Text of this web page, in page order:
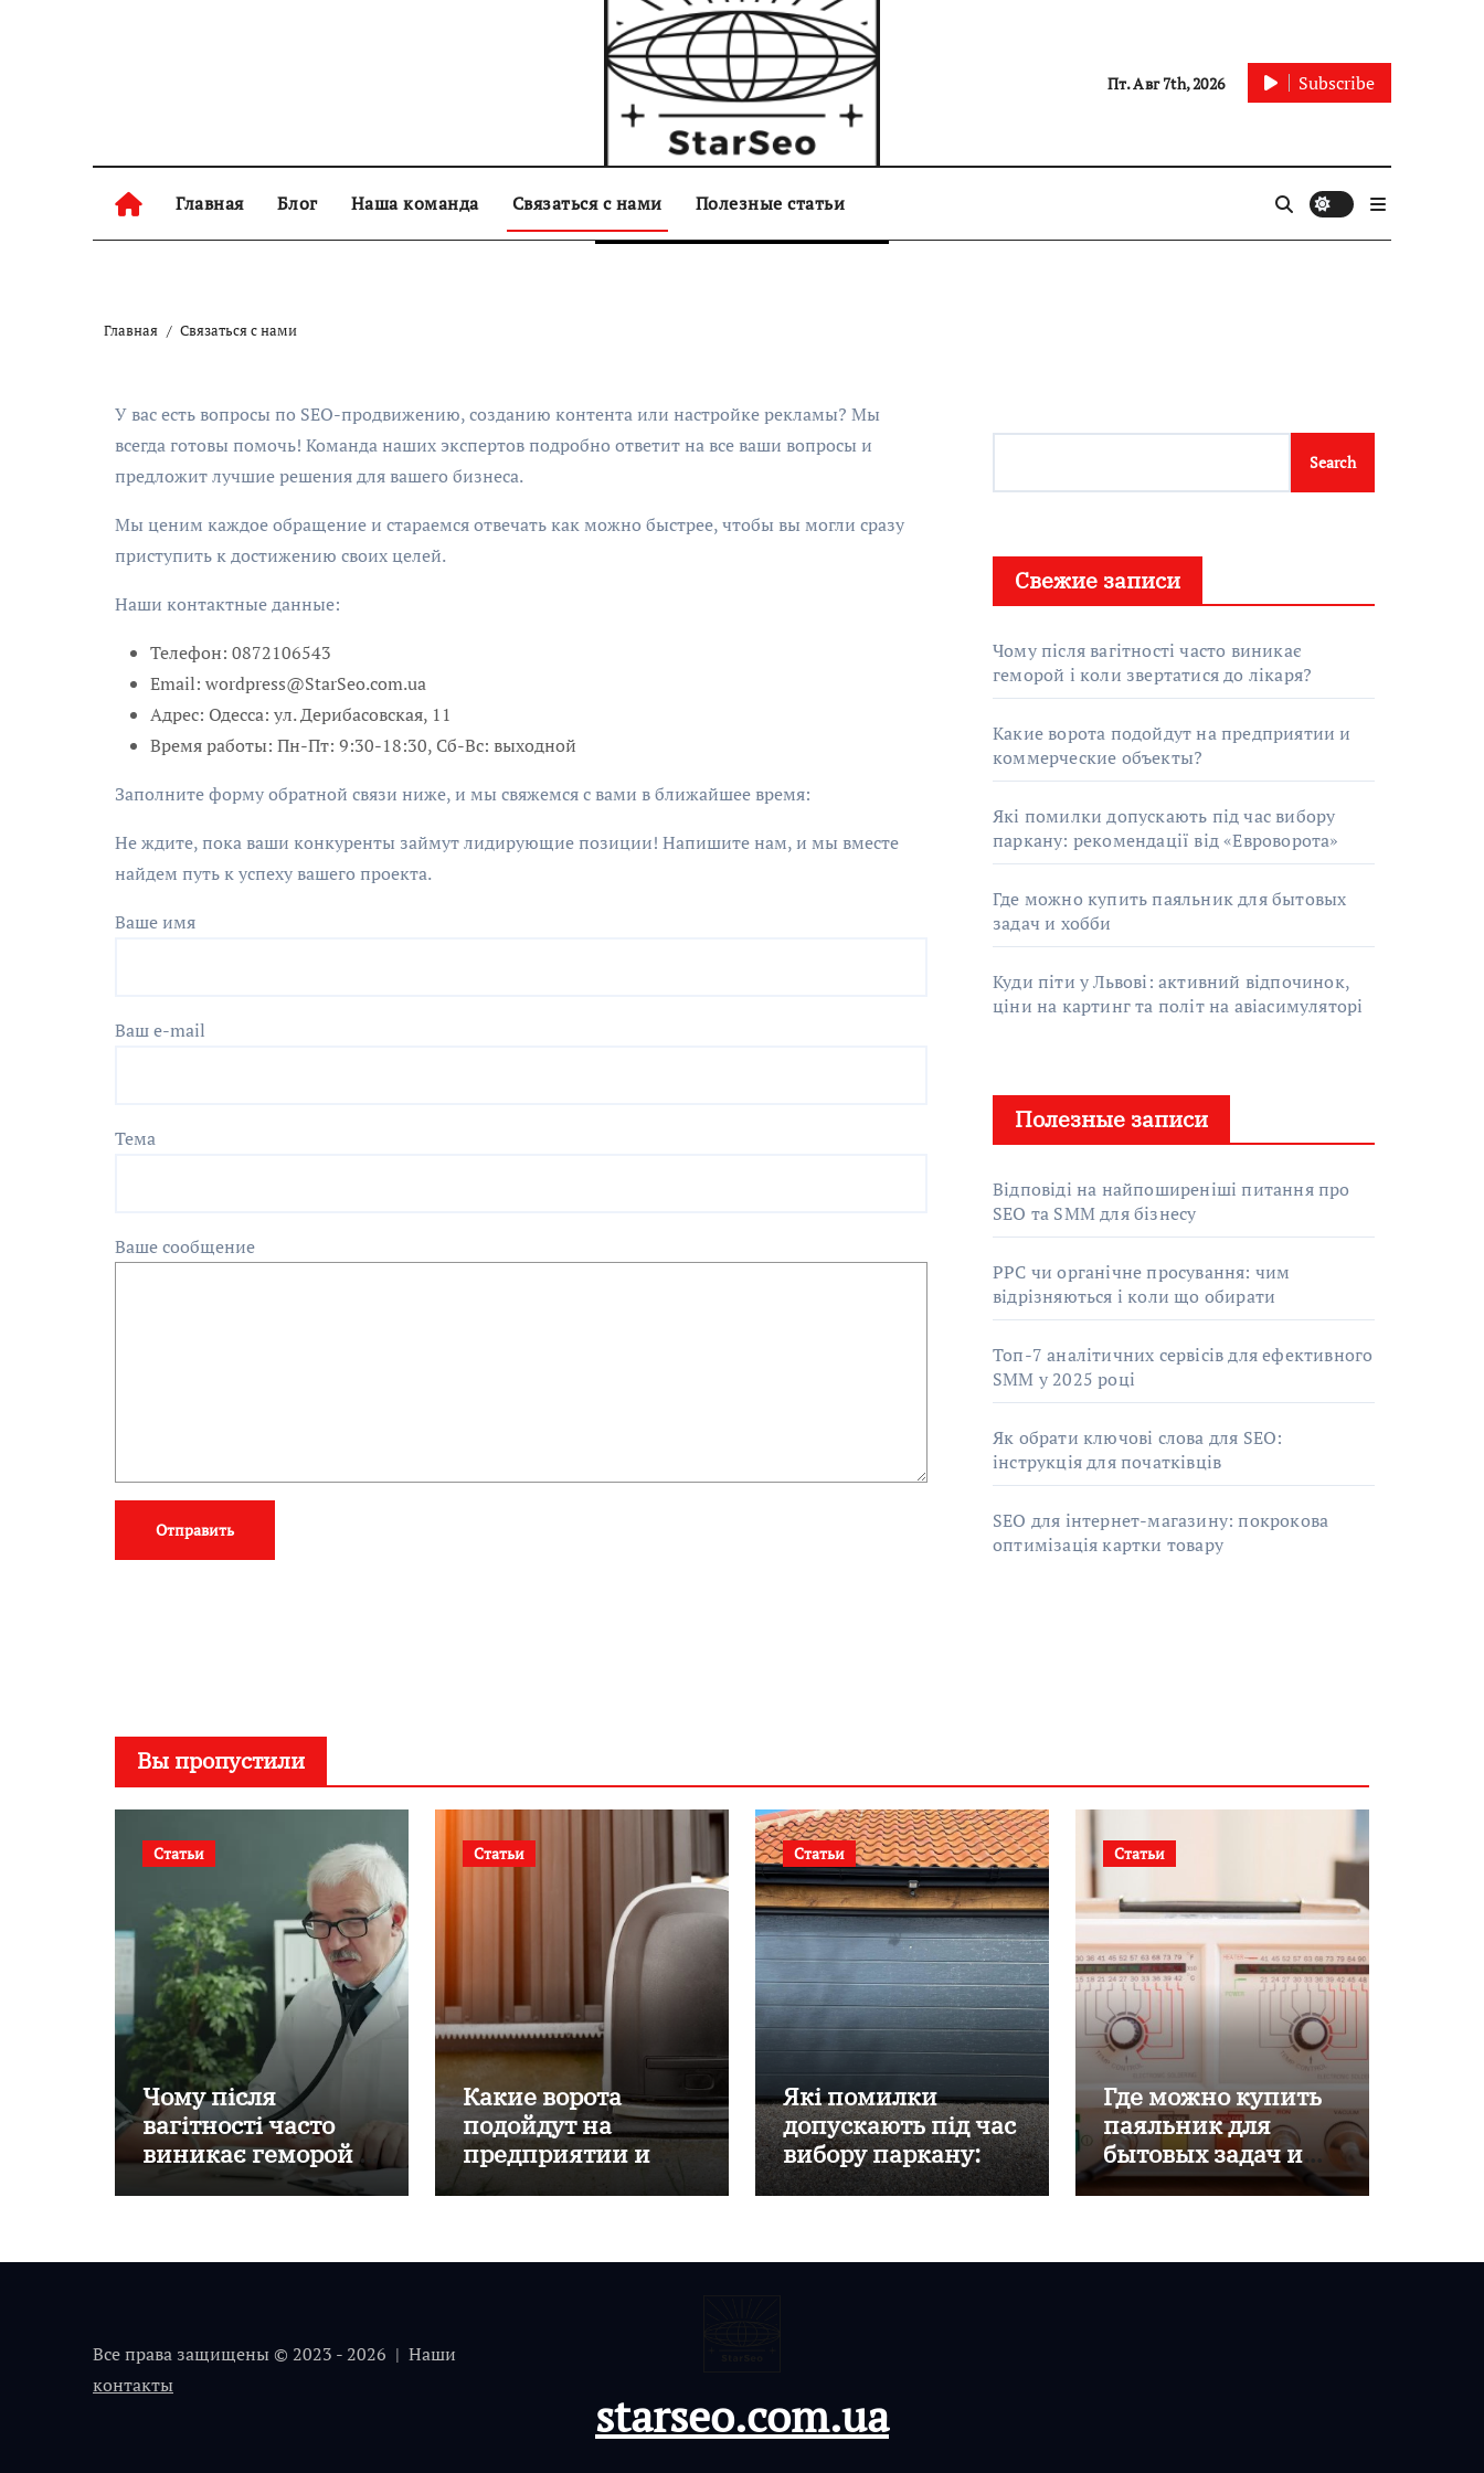
starseo.com.ua
Пт. Авг 7th, 2026 Subscribe
Главная Блог Наша команда Связаться с нами Полезные статьи
Главная Связаться с нами
У вас есть вопросы по SEO-продвижению, созданию контента или настройке рекламы? Мы
всегда готовы помочь! Команда наших экспертов подробно ответит на все ваши вопросы и
предложит лучшие решения для вашего бизнеса.
Мы ценим каждое обращение и стараемся отвечать как можно быстрее, чтобы вы могли сразу
приступить к достижению своих целей.
Наши контактные данные:
Телефон: 0872106543
Email: wordpress@StarSeo.com.ua
Адрес: Одесса: ул. Дерибасовская, 11
Время работы: Пн-Пт: 9:30-18:30, Сб-Вс: выходной
Заполните форму обратной связи ниже, и мы свяжемся с вами в ближайшее время:
Не ждите, пока ваши конкуренты займут лидирующие позиции! Напишите нам, и мы вместе
найдем путь к успеху вашего проекта.
Ваше имя
Ваш e-mail
Тема
Ваше сообщение
Search
Свежие записи
Чому після вагітності часто виникає
геморой і коли звертатися до лікаря?
Какие ворота подойдут на предприятии и
коммерческие объекты?
Які помилки допускають під час вибору
паркану: рекомендації від «Евроворота»
Где можно купить паяльник для бытовых
задач и хобби
Куди піти у Львові: активний відпочинок,
ціни на картинг та політ на авіасимуляторі
Полезные записи
Відповіді на найпоширеніші питання про
SEO та SMM для бізнесу
PPC чи органічне просування: чим
відрізняються і коли що обирати
Топ-7 аналітичних сервісів для ефективного
SMM у 2025 році
Як обрати ключові слова для SEO:
інструкція для початківців
SEO для інтернет-магазину: покрокова
оптимізація картки товару
Вы пропустили
Статьи
Чому після
вагітності часто
виникає геморой і
коли звертатися до
Статьи
Какие ворота
подойдут на
предприятии и
коммерческие
Статьи
Які помилки
допускають під час
вибору паркану:
рекомендації від
Статьи
Где можно купить
паяльник для
бытовых задач и
хобби
Все права защищены © 2023 - 2026 | Наши
контакты
starseo.com.ua